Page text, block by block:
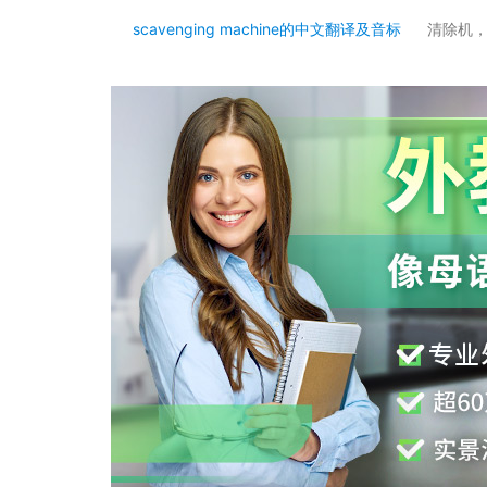
scavenging machine的中文翻译及音标 清除机